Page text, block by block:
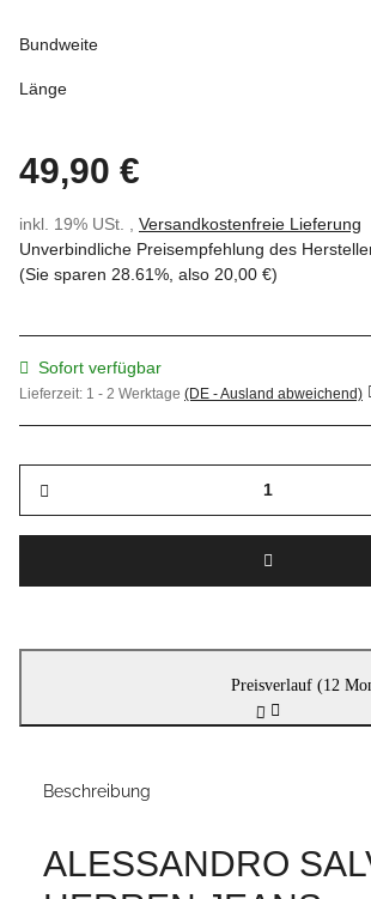
Bundweite
Länge
49,90 €
inkl. 19% USt. , Versandkostenfreie Lieferung
Unverbindliche Preisempfehlung des
(Sie sparen 28.61% , also 20,00 €)
Sofort verfügbar
Lieferzeit: 1 - 2 Werktage (DE - Ausland abweichend)
Preisverlauf (12
Beschreibung
ALESSANDRO